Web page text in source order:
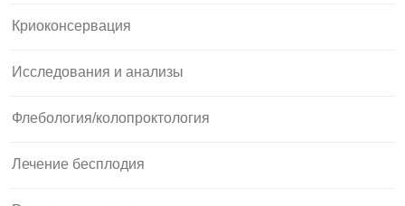
Криоконсервация
Исследования и анализы
Флебология/колопроктология
Лечение бесплодия